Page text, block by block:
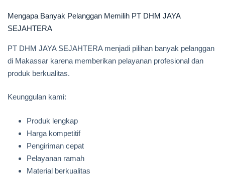
Mengapa Banyak Pelanggan Memilih PT DHM JAYA
SEJAHTERA
PT DHM JAYA SEJAHTERA menjadi pilihan banyak pelanggan
di Makassar karena memberikan pelayanan profesional dan
produk berkualitas.
Keunggulan kami:
Produk lengkap
Harga kompetitif
Pengiriman cepat
Pelayanan ramah
Material berkualitas